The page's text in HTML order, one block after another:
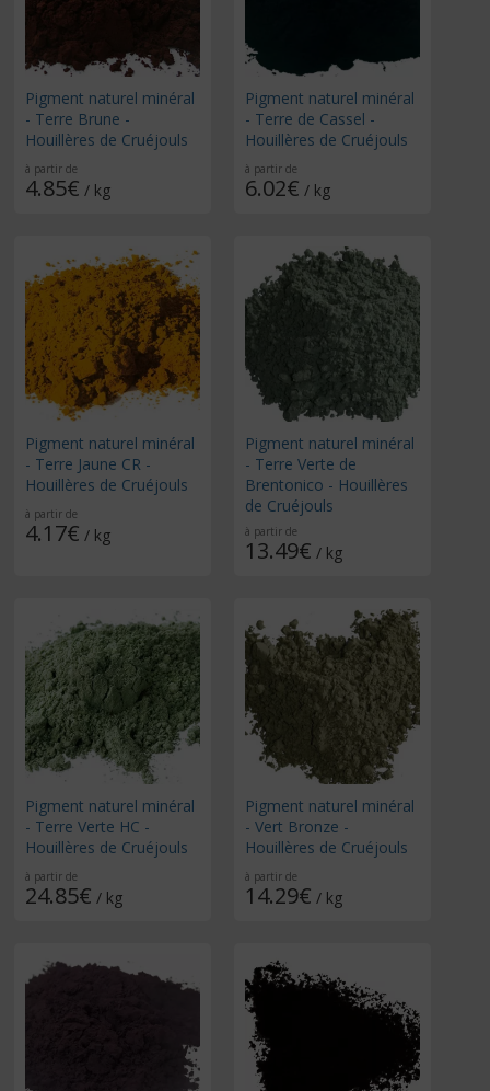
Pigment naturel minéral
- Terre Brune -
Houillères de Cruéjouls
à partir de
4.85€ / kg
Pigment naturel minéral
- Terre de Cassel -
Houillères de Cruéjouls
à partir de
6.02€ / kg
Pigment naturel minéral
- Terre Jaune CR -
Houillères de Cruéjouls
à partir de
4.17€ / kg
Pigment naturel minéral
- Terre Verte de
Brentonico - Houillères
de Cruéjouls
à partir de
13.49€ / kg
Pigment naturel minéral
- Terre Verte HC -
Houillères de Cruéjouls
à partir de
24.85€ / kg
Pigment naturel minéral
- Vert Bronze -
Houillères de Cruéjouls
à partir de
14.29€ / kg